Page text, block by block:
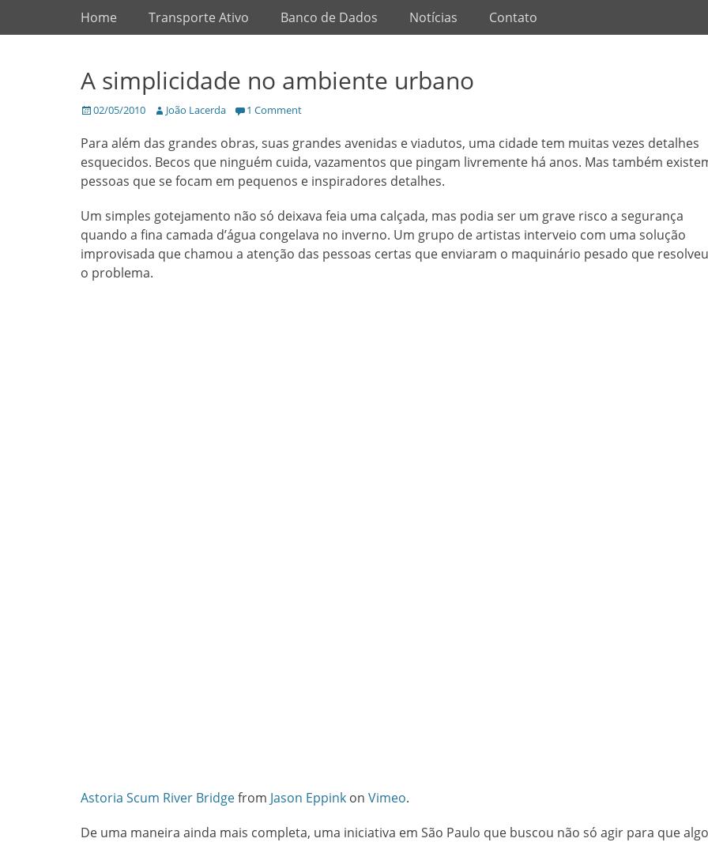
Primary Menu
SkipHome Transporte Ativo Banco de Dados Notícias Contato
A simplicidade no ambiente urbano
Posted
02/05/2010 Author
João Lacerda 1 Comment
Para além das grandes obras, suas grandes avenidas e viadutos, uma cidade tem muitas vezes detalhes
esquecidos. Becos que ninguém cuida, vazamentos que pingam livremente há anos. Mas também
pessoas que se focam em pequenos e inspiradores detalhes.
Um simples gotejamento não só deixava feia uma calçada, mas podia ser um grave risco a segurança
quando a fina camada d’água congelava no inverno. Um grupo de artistas interveio com uma solução
improvisada que chamou a atenção das pessoas certas que enviaram o maquinário pesado que resolveu
o problema.
Astoria Scum River Bridgefrom Jason Eppink on Vimeo.
De uma maneira ainda mais completa, uma iniciativa em São Paulo que buscou não só agir para que algo